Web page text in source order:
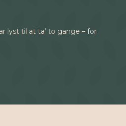
lyst til at ta’ to gange – for